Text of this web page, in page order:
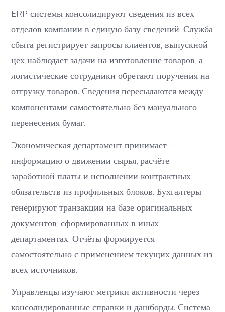
ERP системы консолидируют сведения из всех
отделов компании в единую базу сведений. Служба
сбыта регистрирует запросы клиентов, выпускной
цех наблюдает задачи на изготовление товаров, а
логистические сотрудники обретают поручения на
отгрузку товаров. Сведения пересылаются между
компонентами самостоятельно без мануального
перенесения бумаг.
Экономическая департамент принимает
информацию о движении сырья, расчёте
заработной платы и исполнении контрактных
обязательств из профильных блоков. Бухгалтеры
генерируют транзакции на базе оригинальных
документов, сформированных в иных
департаментах. Отчёты формируется
самостоятельно с применением текущих данных из
всех источников.
Управленцы изучают метрики активности через
консолидированные справки и дашборды. Система